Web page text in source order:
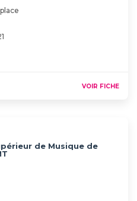
VOIR FICHE
de Musique de